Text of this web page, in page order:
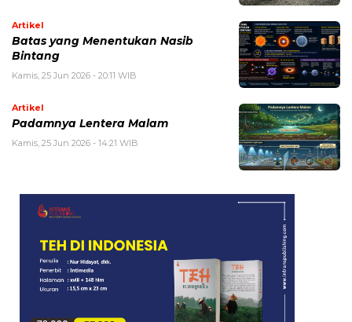
Artikel
Batas yang Menentukan Nasib
Bintang
Kamis, 25 Jun 2026 - 20:11 WIB
Artikel
Padamnya Lentera Malam
Kamis, 25 Jun 2026 - 14:21 WIB